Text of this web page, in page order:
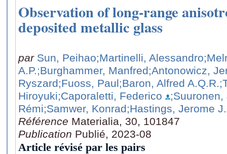
Observation of long-range
deposited metallic glass
par Sun, Peihao;Martinelli, Alessandro
A.P.;Burghammer, Manfred;Antonowicz,
Ryszard;Fuoss, Paul;Baron, Alfred A.Q.R.
Hiroyuki;Caporaletti, Federico
Rémi;Samwer, Konrad;Hastings, Jerome
Référence Materialia, 30, 101847
Publication Publié, 2023-08
Article révisé par les pairs